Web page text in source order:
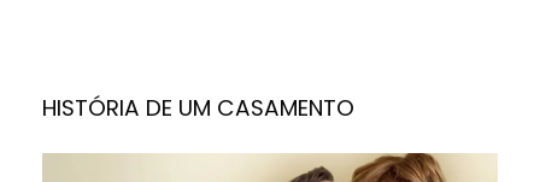
HISTÓRIA DE UM CASAMENTO